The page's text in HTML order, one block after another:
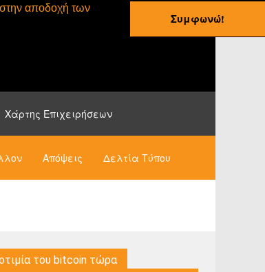
στην αποδοχή των
Συμφωνώ!
Χάρτης Επιχειρήσεων
Απόψεις Δελτία Τύπου
του bitcoin τώρα